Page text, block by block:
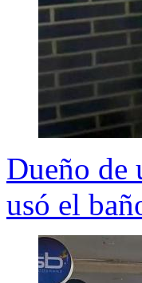
Dueño de
usó el